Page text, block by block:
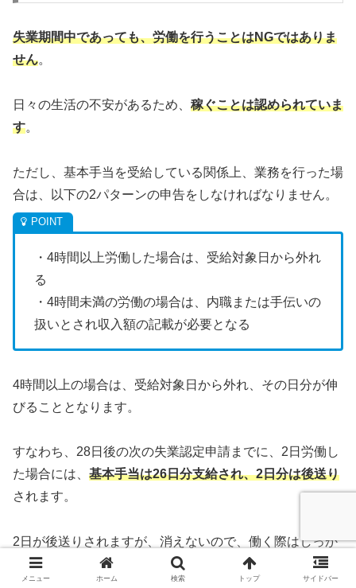
失業期間中であっても、労働を行うことはNGではありま
せん。
日々の生活の不安があるため、 稼ぐことは認められていま
す。
ただし、基本手当を受給している関係上、業務を行った場
合は、以下の2パターンの申告をしなければなりません。
・4時間以上労働した場合は、受給対象日から外れ
る
・4時間未満の労働の場合は、内職または手伝いの
扱いとされ収入額の記載が必要となる
4時間以上の場合は、受給対象日から外れ、その日分が伸
びることとなります。
すなわち、28日後の次の失業認定申請までに、2日労働し
た場合には、 基本手当は26日分支給され、2日分は後送り
されます。
2日が後送りされますが、消えないので、働く際はしっか
りと稼ぐことがいいと考えられます。
メニュー ホーム 検索 トップ サイドバー